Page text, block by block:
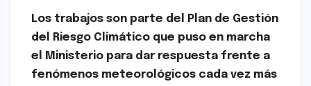
Los trabajos son parte del Plan de Gestión
del Riesgo Climático que puso en marcha
el Ministerio para dar respuesta frente a
fenómenos meteorológicos cada vez más